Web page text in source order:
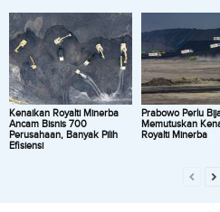
Kenaikan Royalti Minerba
Ancam Bisnis 700
Perusahaan, Banyak Pilih
Efisiensi
Prabowo Perlu
Memutuskan
Royalti Minerba